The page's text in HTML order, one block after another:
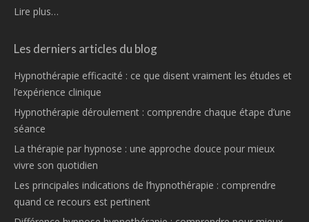
Lire plus…
Les derniers articles du blog
Hypnothérapie efficacité : ce que disent vraiment les études et
l’expérience clinique
Hypnothérapie déroulement : comprendre chaque étape d’une
séance
La thérapie par hypnose : une approche douce pour mieux
vivre son quotidien
Les principales indications de l’hypnothérapie : comprendre
quand ce recours est pertinent